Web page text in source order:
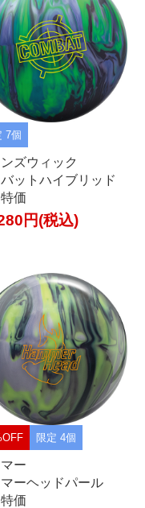
7個
ズウィック
ットハイブリッド
価
円(税込)
限定 4個
ー
ーヘッドパール
価